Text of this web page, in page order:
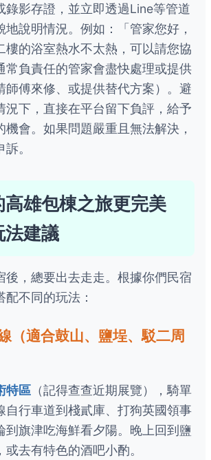
錄影存證，並立即透過Line等管道
地說明情況。例如：「管家您好，
樓的浴室熱水不太熱，可以請您協
常負責任的管家會盡快處理或提供
師傅來修、或提供替代方案）。避
況下，直接在平台留下負評，給予
機會。如果問題嚴重且無法解決，
。
高雄包棟之旅更完美
法建議
後，總要出去走走。根據你們民宿
不同的玩法：
（適合鼓山、鹽埕、駁二周
特區 （記得查查近期展覽），騎單
自行車道到棧貳庫、打狗英國領事
到旗津吃海鮮看夕陽。晚上回到鹽
去有特色的酒吧小酌。